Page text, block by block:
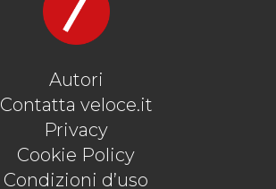
Autori
Contatta veloce.it
Privacy
Cookie Policy
Condizioni d’uso